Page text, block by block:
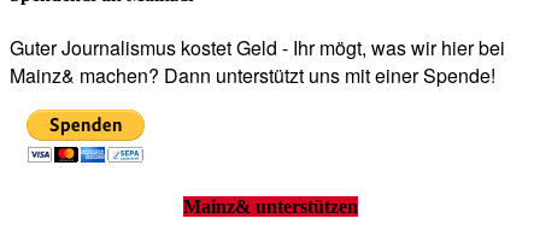
Guter Journalismus kostet Geld - Ihr mögt, was wir hier bei
Mainz& machen? Dann unterstützt uns mit einer Spende!
Mainz& unterstützen